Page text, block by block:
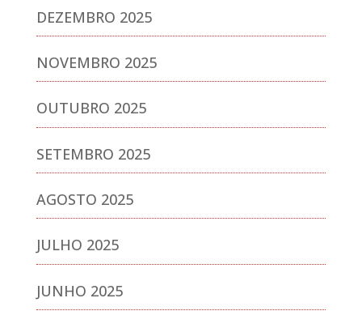
DEZEMBRO 2025
NOVEMBRO 2025
OUTUBRO 2025
SETEMBRO 2025
AGOSTO 2025
JULHO 2025
JUNHO 2025